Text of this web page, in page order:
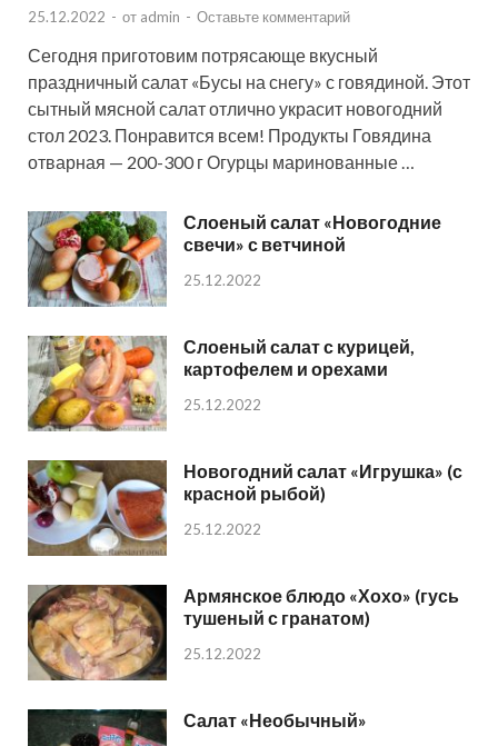
25.12.2022 - от admin - Оставьте комментарий
Сегодня приготовим потрясающе вкусный
праздничный салат «Бусы на снегу» с говядиной. Этот
сытный мясной салат отлично украсит новогодний
стол 2023. Понравится всем! Продукты Говядина
отварная — 200-300 г Огурцы маринованные …
Слоеный салат «Новогодние
свечи» с ветчиной
25.12.2022
Слоеный салат с курицей,
картофелем и орехами
25.12.2022
Новогодний салат «Игрушка» (с
красной рыбой)
25.12.2022
Армянское блюдо «Хохо» (гусь
тушеный с гранатом)
25.12.2022
Салат «Необычный»